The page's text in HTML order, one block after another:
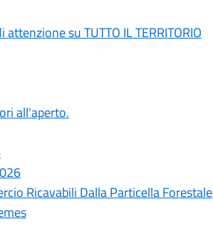
su TUTTO IL TERRITORIO
all'aperto.
Ricavabili Dalla Particella Forestale